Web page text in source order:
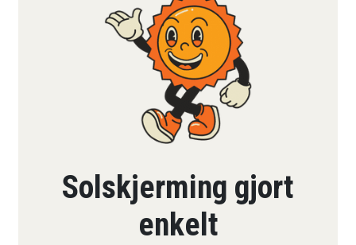
Solskjerming gjort
enkelt